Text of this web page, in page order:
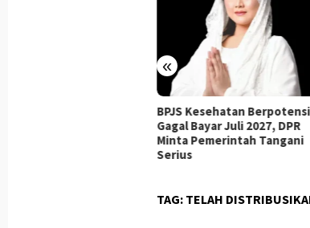
«
BPJS Kesehatan Berpotensi
Gagal Bayar Juli 2027, DPR
Minta Pemerintah Tangani
Serius
TAG: TELAH